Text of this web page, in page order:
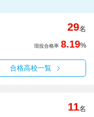
29名
現役合格率 8.19%
合格高校一覧
11名